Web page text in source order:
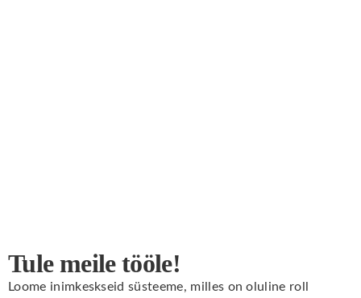
Tule meile tööle!
Loome inimkeskseid süsteeme, milles on oluline roll